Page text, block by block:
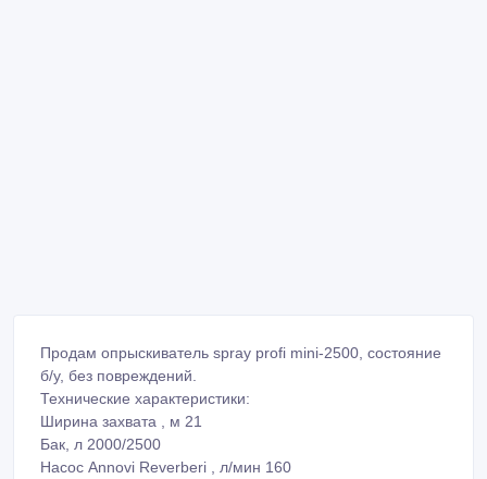
Продам опрыскиватель spray profi mini-2500, состояние
б/у, без повреждений.
Технические характеристики:
Ширина захвата , м 21
Бак, л 2000/2500
Насос Annovi Reverberi , л/мин 160